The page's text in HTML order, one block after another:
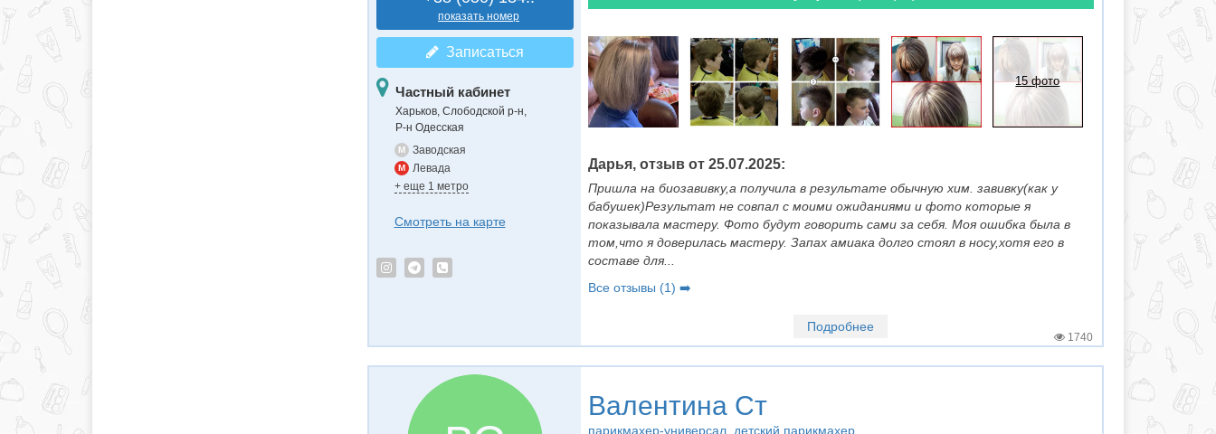
показать номер
Записаться
Частный кабинет
Харьков, Слободской р-н,
Р-н Одесская
M Заводская
M
Левада
+ еще 1 метро
Смотреть на карте
15 фото
Дарья, отзыв от 25.07.2025:
Пришла на биозавивку,а получила в результате обычную хим. завивку(как у
бабушек)Результат не совпал с моими ожиданиями и фото которые я
показывала мастеру. Фото будут говорить сами за себя. Моя ошибка была в
том,что я доверилась мастеру. Запах амиака долго стоял в носу,хотя его в
составе для...
Все отзывы (1) ➡️
Подробнее
1740
Валентина Ст
парикмахер-универсал, детский парикмахер